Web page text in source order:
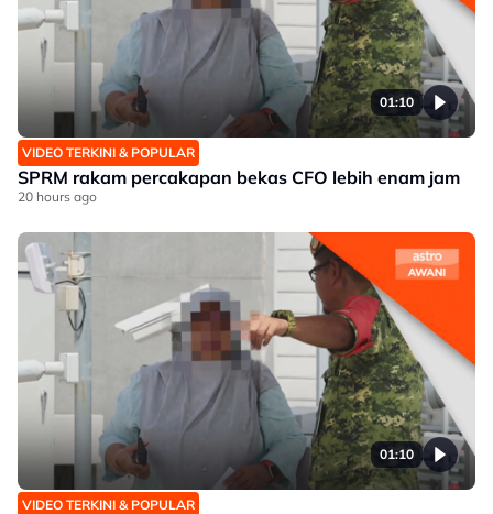
01:10
VIDEO TERKINI & POPULAR
SPRM rakam percakapan bekas CFO lebih enam jam
20 hours ago
01:10
VIDEO TERKINI & POPULAR